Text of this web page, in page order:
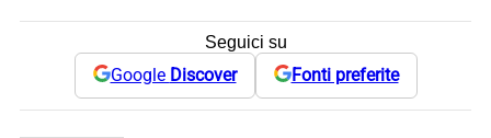
Seguici su
Google Discover Fonti preferite